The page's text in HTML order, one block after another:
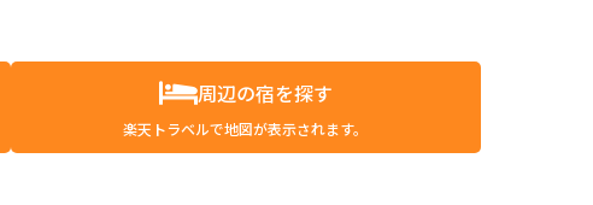
周辺の宿を探す
楽天トラベルで地図が表示されます。